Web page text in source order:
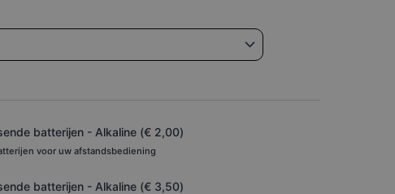
tot
batterijen - Alkaline (€ 2,00)
voor uw afstandsbediening
batterijen - Alkaline (€ 3,50)